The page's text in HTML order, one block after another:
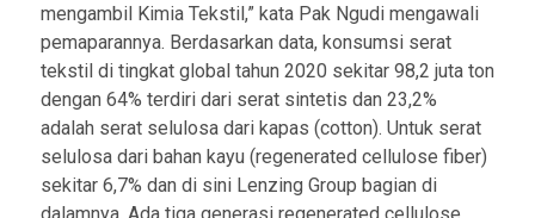
mengambil Kimia Tekstil,” kata Pak Ngudi mengawali
pemaparannya. Berdasarkan data, konsumsi serat
tekstil di tingkat global tahun 2020 sekitar 98,2 juta ton
dengan 64% terdiri dari serat sintetis dan 23,2%
adalah serat selulosa dari kapas (cotton). Untuk serat
selulosa dari bahan kayu (regenerated cellulose fiber)
sekitar 6,7% dan di sini Lenzing Group bagian di